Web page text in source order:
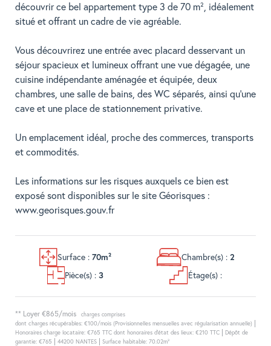
découvrir ce bel appartement type 3 de 70 m², idéalement
situé et offrant un cadre de vie agréable.
Vous découvrirez une entrée avec placard desservant un
séjour spacieux et lumineux offrant une vue dégagée, une
cuisine indépendante aménagée et équipée, deux
chambres, une salle de bains, des WC séparés, ainsi qu'une
cave et une place de stationnement privative.
Un emplacement idéal, proche des commerces, transports
et commodités.
Les informations sur les risques auxquels ce bien est
exposé sont disponibles sur le site Géorisques :
www.georisques.gouv.fr
Surface : 70m² Chambre(s) : 2
Pièce(s) :3 Étage(s) :
** Loyer €865/mois charges comprises
dont charges récupérables: €100/mois (Provisionnelles mensuelles avec régularisation annuelle) |
Honoraires charge locataire: €765 TTC dont honoraires d'état des lieux: €210 TTC | Dépôt de
garantie: €765 | 44200 NANTES | Surface habitable: 70.02m²